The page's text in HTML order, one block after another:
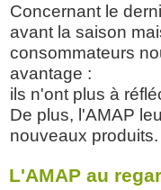
Concernant le
avant la saison
consommateurs
avantage :
ils n'ont plus à
De plus, l'AMAP
nouveaux produits.
L'AMAP au